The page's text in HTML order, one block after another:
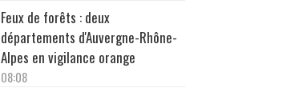
Feux de forêts : deux
départements d'Auvergne-Rhône-
Alpes en vigilance orange
08:08